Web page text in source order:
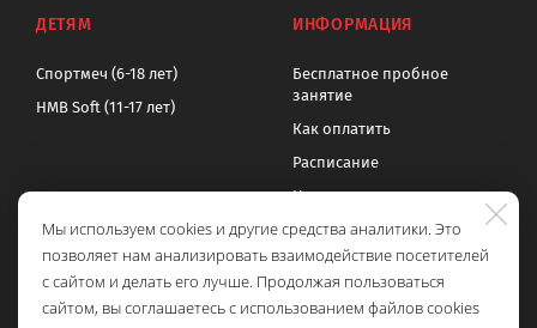
ДЕТЯМ
Спортмеч (6-18 лет)
HMB Soft (11-17 лет)
ИНФОРМАЦИЯ
Бесплатное пробное
занятие
Как оплатить
Расписание
Цены
Контакты
Политика обработки
персональных данных
Мы используем cookies и другие средства аналитики. Это
позволяет нам анализировать взаимодействие посетителей
с сайтом и делать его лучше. Продолжая пользоваться
сайтом, вы соглашаетесь с использованием файлов cookies